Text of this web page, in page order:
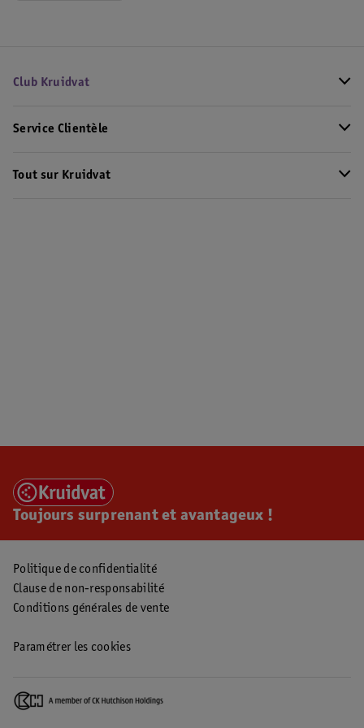
Club Kruidvat
Service Clientèle
Tout sur Kruidvat
Toujours surprenant et avantageux !
Politique de confidentialité
Clause de non-responsabilité
Conditions générales de vente
Paramétrer les cookies